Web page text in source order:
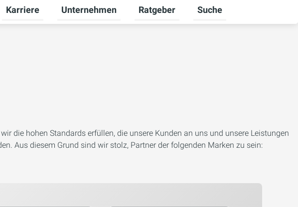
umschalten
Untermenü für Gewerbekunden umschalten
Karriere
Untermenü für Karriere umschalten
Unternehmen
Untermenü für Unternehmen umschalten
Ratgeber
Untermenü für Ratgeber
Suche
die hohen Standards erfüllen, die unsere Kunden an uns und unsere Leistungen
Aus diesem Grund sind wir stolz, Partner der folgenden Marken zu sein: